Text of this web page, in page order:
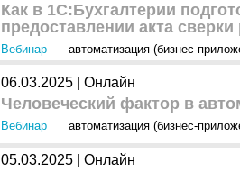
Как в 1С:Бухгалтерии
предоставлении акта
Вебинар автоматизация (бизнес-
06.03.2025 | Онлайн
Человеческий фактор в
Вебинар автоматизация (бизнес-
05.03.2025 | Онлайн